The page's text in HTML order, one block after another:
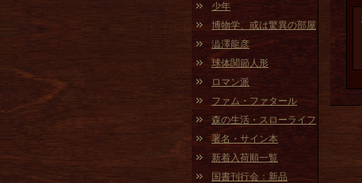
少年
博物学、或は驚異の部屋
澁澤龍彦
球体関節人形
ロマン派
ファム・ファタール
森の生活・スローライフ
署名・サイン本
新着入荷順一覧
国書刊行会：新品